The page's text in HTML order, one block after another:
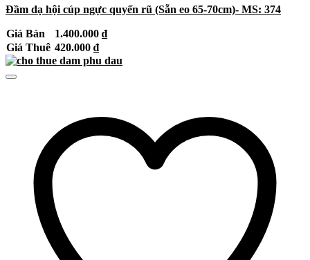
Đầm dạ hội cúp ngực quyến rũ (Sẵn eo 65-70cm)- MS: 374
Giá Bán 1.400.000 ₫
Giá Thuê 420.000 ₫